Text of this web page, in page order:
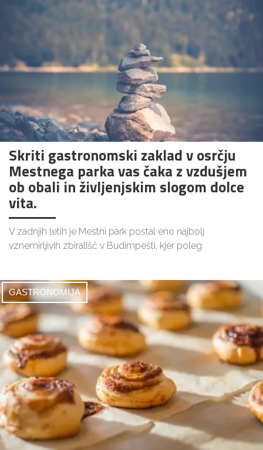
Skriti gastronomski zaklad v osrčju
Mestnega parka vas čaka z vzdušjem
ob obali in življenjskim slogom dolce
vita.
V zadnjih letih je Mestni park postal eno najbolj
vznemirljivih zbirališč v Budimpešti, kjer poleg
GASTRONOMIJA